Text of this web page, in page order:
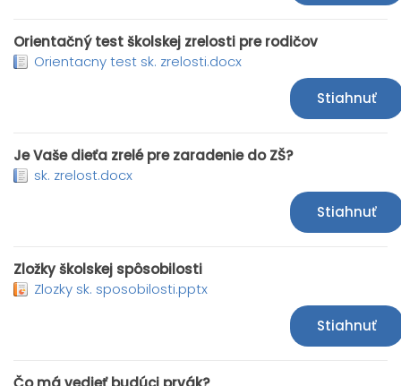
Orientačný test školskej zrelosti pre rodičov
Orientacny test sk. zrelosti.docx
Stiahnuť
Je Vaše dieťa zrelé pre zaradenie do ZŠ?
sk. zrelost.docx
Stiahnuť
Zložky školskej spôsobilosti
Zlozky sk. sposobilosti.pptx
Stiahnuť